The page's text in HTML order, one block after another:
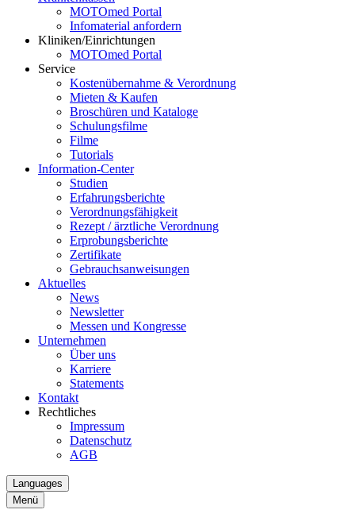
MOTOmed Portal
Infomaterial anfordern
Kliniken/Einrichtungen
MOTOmed Portal
Service
Kostenübernahme & Verordnung
Mieten & Kaufen
Broschüren und Kataloge
Schulungsfilme
Filme
Tutorials
Information-Center
Studien
Erfahrungsberichte
Verordnungsfähigkeit
Rezept / ärztliche Verordnung
Erprobungsberichte
Zertifikate
Gebrauchsanweisungen
Aktuelles
News
Newsletter
Messen und Kongresse
Unternehmen
Über uns
Karriere
Statements
Kontakt
Rechtliches
Impressum
Datenschutz
AGB
Languages
Menü